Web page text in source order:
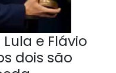
e Flávio
dois são